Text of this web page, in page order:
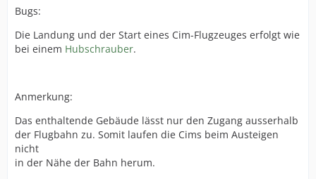
Bugs:
Die Landung und der Start eines Cim-Flugzeuges erfolgt wie
bei einem Hubschrauber.
Anmerkung:
Das enthaltende Gebäude lässt nur den Zugang ausserhalb
der Flugbahn zu. Somit laufen die Cims beim Austeigen
nicht
in der Nähe der Bahn herum.